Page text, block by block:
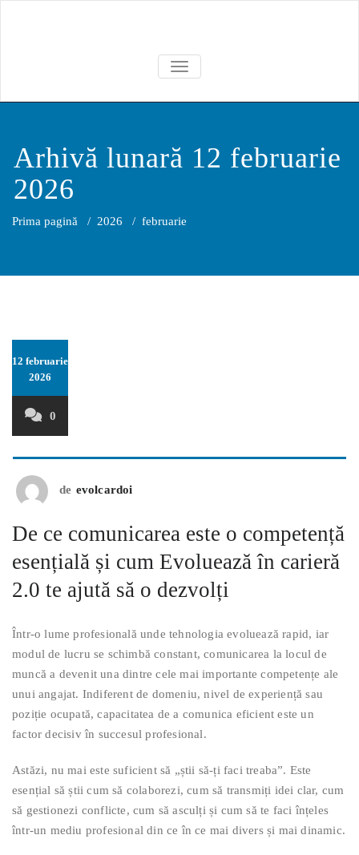
TOGGLE NAVIGATION
Arhivă lunară 12 februarie
2026
Prima pagină / 2026 / februarie
12 februarie
2026
0
de evolcardoi
De ce comunicarea este o competență
esențială și cum Evoluează în carieră
2.0 te ajută să o dezvolți
Într-o lume profesională unde tehnologia evoluează rapid, iar
modul de lucru se schimbă constant, comunicarea la locul de
muncă a devenit una dintre cele mai importante competențe ale
unui angajat. Indiferent de domeniu, nivel de experiență sau
poziție ocupată, capacitatea de a comunica eficient este un
factor decisiv în succesul profesional.
Astăzi, nu mai este suficient să „știi să-ți faci treaba”. Este
esențial să știi cum să colaborezi, cum să transmiți idei clar, cum
să gestionezi conflicte, cum să asculți și cum să te faci înțeles
într-un mediu profesional din ce în ce mai divers și mai dinamic.